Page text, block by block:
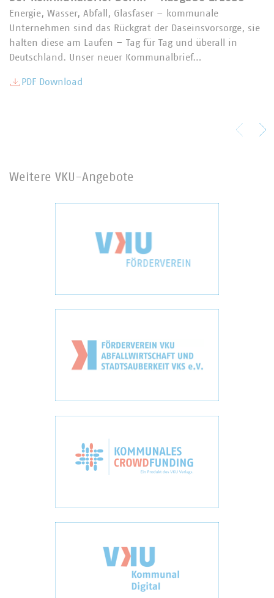
Energie, Wasser, Abfall, Glasfaser – kommunale
Unternehmen sind das Rückgrat der Daseinsvorsorge, sie
halten diese am Laufen – Tag für Tag und überall in
Deutschland. Unser neuer Kommunalbrief…
PDF Download
Weitere VKU-Angebote